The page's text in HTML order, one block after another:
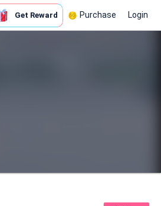
Get Reward Purchase Login